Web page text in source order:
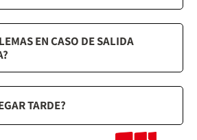
EN CASO DE SALIDA
TARDE?